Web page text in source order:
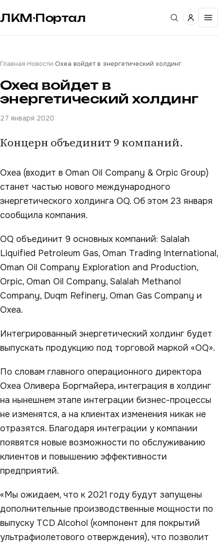
ЛКМ·Портал
Главная›Новости›Oxea войдет в энергетический холдинг
Oxea войдет в
энергетический холдинг
27 января 2020
Концерн объединит 9 компаний.
Oxea (входит в Oman Oil Company & Orpic Group)
станет частью нового международного
энергетического холдинга OQ. Об этом 23 января
сообщила компания.
OQ объединит 9 основных компаний: Salalah
Liquified Petroleum Gas, Oman Trading International,
Oman Oil Company Exploration and Production,
Orpic, Oman Oil Company, Salalah Methanol
Company, Duqm Refinery, Oman Gas Company и
Oxea.
Интегрированный энергетический холдинг будет
выпускать продукцию под торговой маркой «OQ».
По словам главного операционного директора
Oxea Оливера Боргмайера, интеграция в холдинг
на нынешнем этапе интеграции бизнес-процессы
не изменятся, а на клиентах изменения никак не
отразятся. Благодаря интеграции у компании
появятся новые возможности по обслуживанию
клиентов и повышению эффективности
предприятий.
«Мы ожидаем, что к 2021 году будут запущены
дополнительные производственные мощности по
выпуску TCD Alcohol (компонент для покрытий
ультрафиолетового отверждения), что позволит